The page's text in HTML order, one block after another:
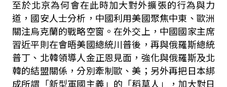
至於北京為何會在此時加大對外擴張的行為與力
道，國安人士分析，中國利用美國聚焦中東、歐洲
關注烏克蘭的戰略空窗。在外交上，中國國家主席
習近平則在會晤美國總統川普後，再與俄羅斯總統
普丁、北韓領導人金正恩見面，強化與俄羅斯及北
韓的結盟關係，分別牽制歐、美；另外再把日本綁
成所謂「新型軍國主義」的「稻草人」，加大對日